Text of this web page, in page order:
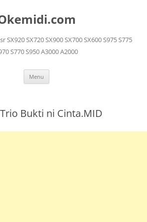
SX920 SX720 SX900 SX700 SX600 S975 S775
S770 S950 A3000 A2000
Menu
Bukti ni Cinta.MID